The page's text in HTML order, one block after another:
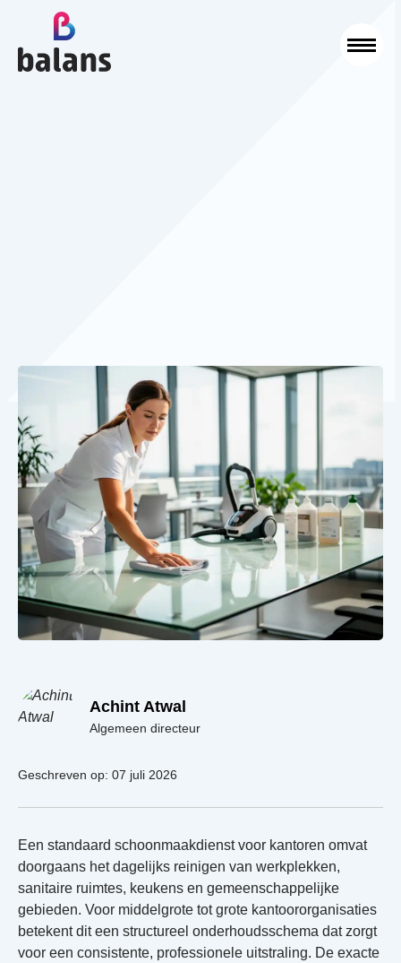
Achint Atwal
Algemeen directeur
Geschreven op: 07 juli 2026
Een standaard schoonmaakdienst voor kantoren omvat
doorgaans het dagelijks reinigen van werkplekken,
sanitaire ruimtes, keukens en gemeenschappelijke
gebieden. Voor middelgrote tot grote kantoororganisaties
betekent dit een structureel onderhoudsschema dat zorgt
voor een consistente, professionele uitstraling. De exacte